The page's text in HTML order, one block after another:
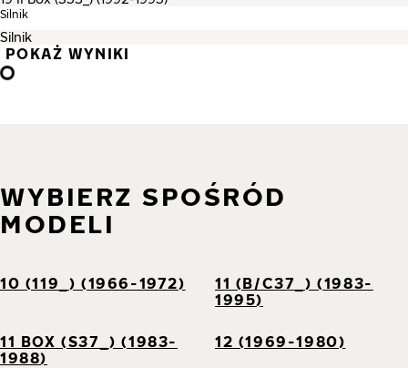
Silnik
POKAŻ WYNIKI
WYBIERZ SPOŚRÓD
MODELI
10 (119_) (1966-1972)
11 (B/C37_) (1983-
1995)
11 BOX (S37_) (1983-
1988)
12 (1969-1980)